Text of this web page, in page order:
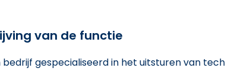
van de functie
bedrijf gespecialiseerd in het uitsturen van